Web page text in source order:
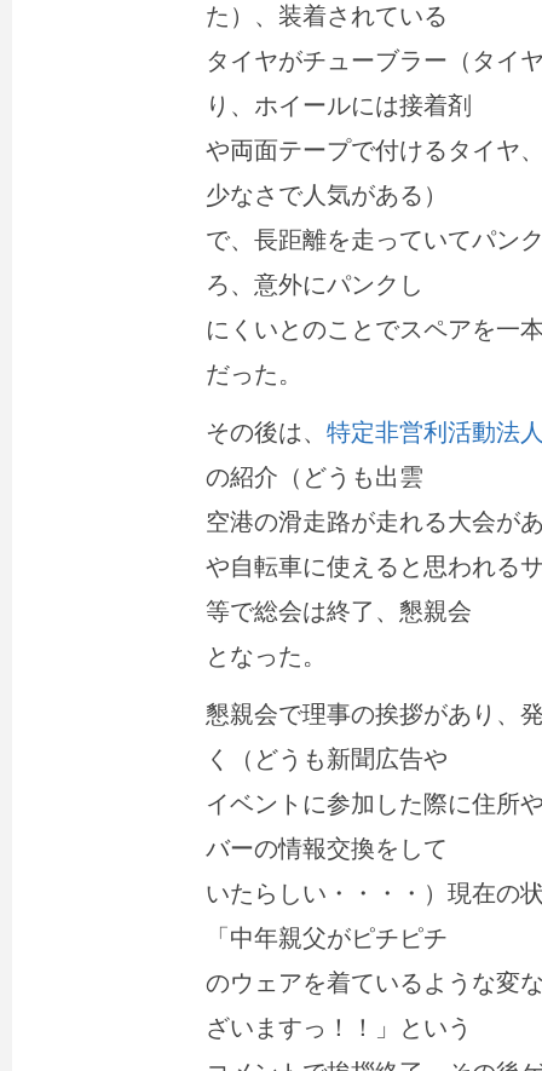
た）、装着されている
タイヤがチューブラー（タイ
り、ホイールには接着剤
や両面テープで付けるタイヤ
少なさで人気がある）
で、長距離を走っていてパン
ろ、意外にパンクし
にくいとのことでスペアを一
だった。
その後は、 特定非営利活動法
の紹介（どうも出雲
空港の滑走路が走れる大会が
や自転車に使えると思われる
等で総会は終了、懇親会
となった。
懇親会で理事の挨拶があり、
く（どうも新聞広告や
イベントに参加した際に住所
バーの情報交換をして
いたらしい・・・・）現在の
「中年親父がピチピチ
のウェアを着ているような変
ざいますっ！！」という